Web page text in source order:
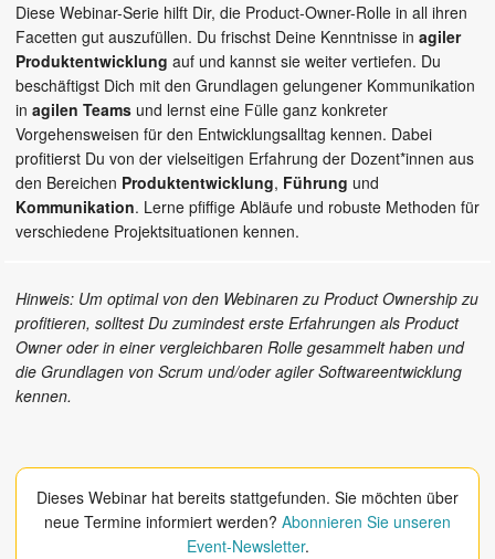
Diese Webinar-Serie hilft Dir, die Product-Owner-Rolle in all ihren
Facetten gut auszufüllen. Du frischst Deine Kenntnisse in agiler
Produktentwicklung auf und kannst sie weiter vertiefen. Du
beschäftigst Dich mit den Grundlagen gelungener Kommunikation
in agilen Teams und lernst eine Fülle ganz konkreter
Vorgehensweisen für den Entwicklungsalltag kennen. Dabei
profitierst Du von der vielseitigen Erfahrung der Dozent*innen aus
den Bereichen Produktentwicklung, Führung und
Kommunikation. Lerne pfiffige Abläufe und robuste Methoden für
verschiedene Projektsituationen kennen.
Hinweis: Um optimal von den Webinaren zu Product Ownership zu
profitieren, solltest Du zumindest erste Erfahrungen als Product
Owner oder in einer vergleichbaren Rolle gesammelt haben und
die Grundlagen von Scrum und/oder agiler Softwareentwicklung
kennen.
Dieses Webinar hat bereits stattgefunden. Sie möchten über
neue Termine informiert werden? Abonnieren Sie unseren
Event-Newsletter.